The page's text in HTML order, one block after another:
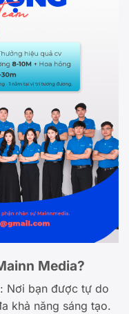
Media?
: Nơi bạn được tự do
khả năng sáng tạo.